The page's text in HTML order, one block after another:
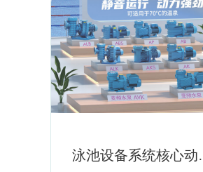
泳池设备系